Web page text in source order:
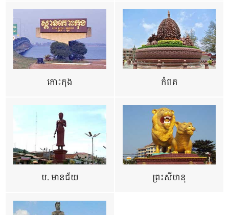
កោះកុង កំពត
ប. មានជ័យ ព្រះសីហនុ